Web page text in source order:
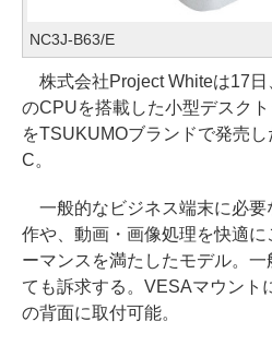
NC3J-B63/E
株式会社Project Whiteは17日
のCPUを搭載した小型デスク
をTSUKUMOブランドで発売
C。
一般的なビジネス端末に必要
作や、動画・画像処理を快適
ーマンスを満たしたモデル。
ても訴求する。VESAマウント
の背面に取付可能。